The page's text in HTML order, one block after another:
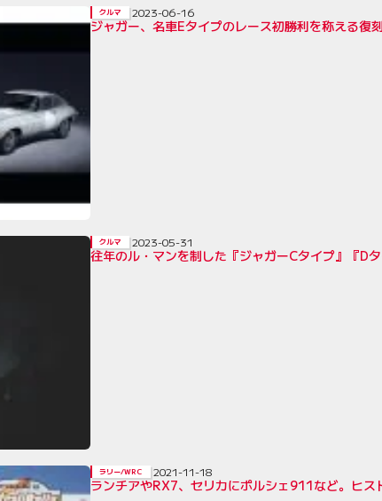
ジャガー、名車Eタイプのレース初勝利を称える
クルマ 2023-06-16
往年のル・マンを制した『ジャガーCタイプ』『D
クルマ 2023-05-31
ランチアやRX7、セリカにポルシェ911など。ヒ
ラリー/WRC 2021-11-18